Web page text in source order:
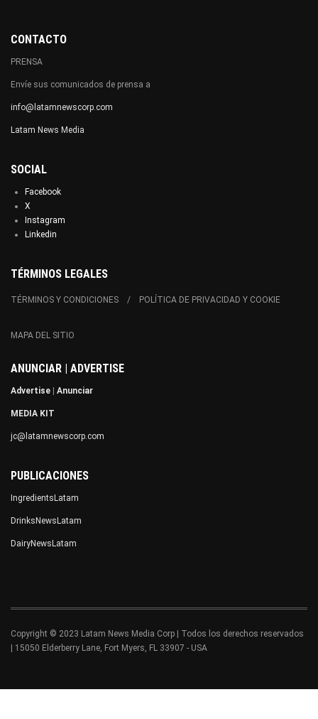
CONTACTO
PRENSA
Envíe sus comunicados de prensa a
info@latamnewscorp.com
Latam News Media
SOCIAL
Facebook
X
Instagram
Linkedin
TÉRMINOS LEGALES
TÉRMINOS Y CONDICIONES POLÍTICA DE PRIVACIDAD Y COOKIE
MAPA DEL SITIO
ANUNCIAR | ADVERTISE
Advertise Anunciar
MEDIA KIT
jc@latamnewscorp.com
PUBLICACIONES
IngredientsLatam
DrinksNewsLatam
DairyNewsLatam
Copyright © 2023 Latam News Media Corp | Todos los derechos reservados
| 15050 Elderberry Lane, Fort Myers, FL 33907 - USA